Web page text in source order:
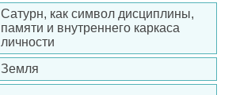
Сатурн, как символ дисциплины,
памяти и внутреннего каркаса
личности
Земля